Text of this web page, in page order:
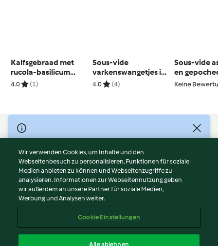
Kalfsgebraad met
rucola-basilicum
pesto en zonnige
4.0 (1)
Sous-vide
varkenswangetjes in
rode wijn
4.0 (4)
Sous-vide
en
eieren
Keine
© Copyright 2026
Nutzungsbedingungen
Datenschutzrichtlinien
Disclaimer
Impressum
Cookies
Abo kündigen
Wir verwenden Cookies, um Inhalte und den
Webseitenbesuch zu personalisieren, Funktionen für soziale
Medien anbieten zu können und Webseitenzugriffe zu
analysieren. Informationen zur Webseitennutzung geben
wir außerdem an unsere Partner für soziale Medien,
Werbung und Analysen weiter.
Cookie Einstellungen
Alle ablehnen